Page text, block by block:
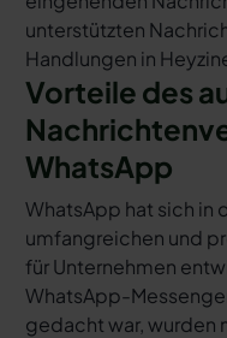
unterstützten
Handlungen in
Vorteile des
WhatsApp
WhatsApp hat sich in
umfangreichen und
für Unternehmen
WhatsApp-
gedacht war, wurden